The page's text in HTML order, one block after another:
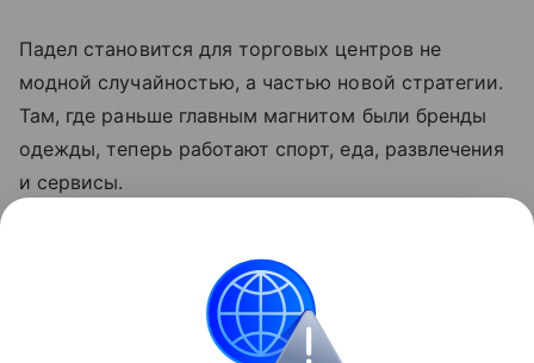
Падел становится для торговых центров не
модной случайностью, а частью новой стратегии.
Там, где раньше главным магнитом были бренды
одежды, теперь работают спорт, еда, развлечения
и сервисы.
для покупателей — еще один повод приходить в
торговый центр не только за покупками.